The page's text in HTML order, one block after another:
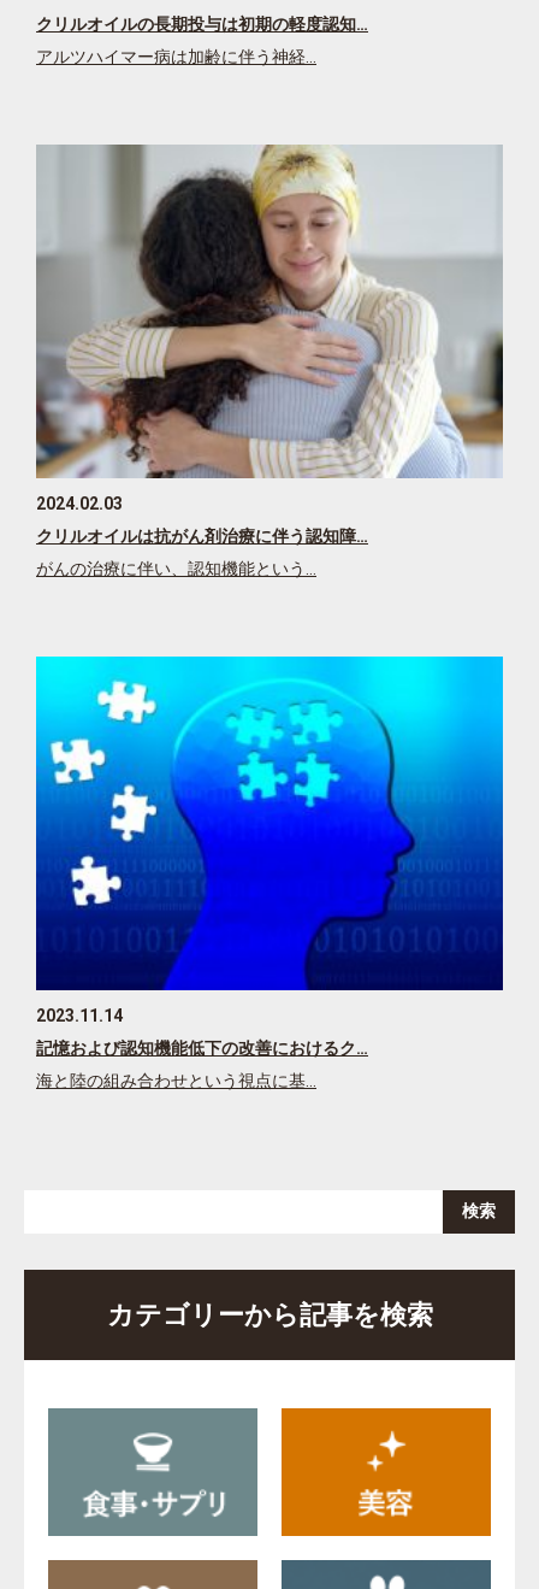
クリルオイルの長期投与は初期の軽度認知…
アルツハイマー病は加齢に伴う神経…
2024.02.03
クリルオイルは抗がん剤治療に伴う認知障…
がんの治療に伴い、認知機能という…
2023.11.14
記憶および認知機能低下の改善におけるク…
海と陸の組み合わせという視点に基…
カテゴリーから記事を検索